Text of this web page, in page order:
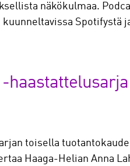
näkökulmaa.
Spotifystä
-haastattelusarja
toisella
Haaga-Helian Anna